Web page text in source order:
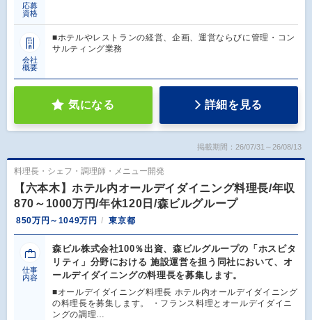
応募
資格
会社
概要
■ホテルやレストランの経営、企画、運営ならびに管理・コン
サルティング業務
気になる 詳細を見る
掲載期間：26/07/31～26/08/13
料理長・シェフ・調理師・メニュー開発
【六本木】ホテル内オールデイダイニング料理長/年収
870～1000万円/年休120日/森ビルグループ
850万円～1049万円 東京都
仕事
内容
森ビル株式会社100％出資、森ビルグループの「ホスピタ
リティ」分野における 施設運営を担う同社において、オ
ールデイダイニングの料理長を募集します。
■オールデイダイニング料理長 ホテル内オールデイダイニング
の料理長を募集します。 ・フランス料理とオールデイダイニ
ングの調理…